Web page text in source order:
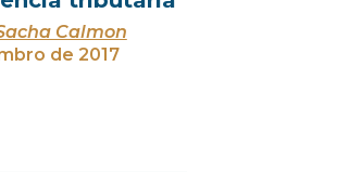
Calmon
de 2017